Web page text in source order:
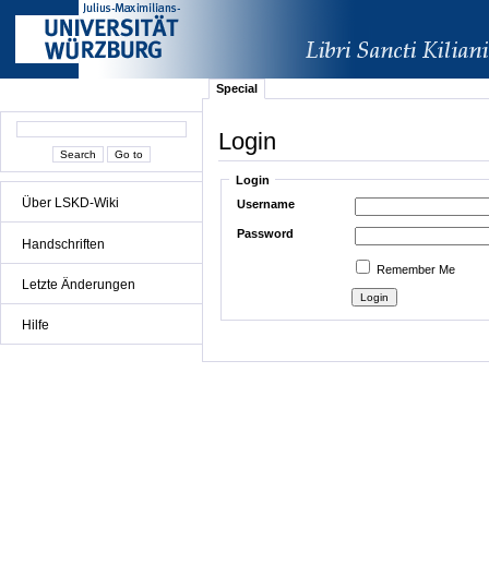
Über LSKD-Wiki
Handschriften
Letzte Änderungen
Hilfe
Special
Login
Login
Username
Password
Remember Me